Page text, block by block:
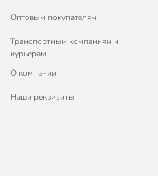
Оптовым покупателям
Транспортным компаниям и
курьерам
О компании
Наши реквизиты